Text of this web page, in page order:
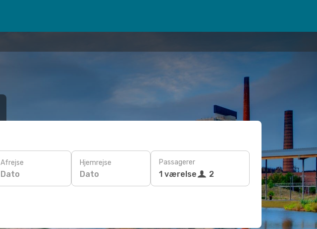
Afrejse
Dato
Hjemrejse
Dato
Passagerer
1 værelse 2